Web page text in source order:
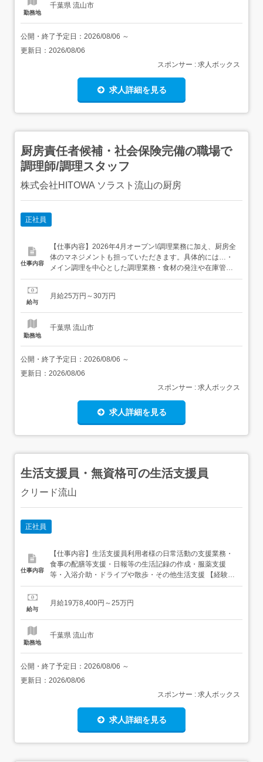
勤務地
千葉県 流山市
公開・終了予定日： 2026/08/06 ～
更新日： 2026/08/06
スポンサー : 求人ボックス
求人詳細を見る
厨房責任者候補・社会保険完備の職場で
調理師/調理スタッフ
株式会社HITOWA ソラスト流山の厨房
正社員
仕事内容
【仕事内容】2026年4月オープン!/調理業務に加え、厨房全
体のマネジメントも担っていただきます。具体的には…・
メイン調理を中心とした調理業務・食材の発注や在庫管
理・スタッフのシフト調整や教育・育成・人件費や食材費
を活かしながら、チームをまとめるリーダー役としてご活
給与
月給25万円～30万円
勤務地
千葉県 流山市
公開・終了予定日： 2026/08/06 ～
更新日： 2026/08/06
スポンサー : 求人ボックス
求人詳細を見る
生活支援員・無資格可の生活支援員
クリード流山
正社員
仕事内容
【仕事内容】生活支援員利用者様の日常活動の支援業務・
食事の配膳等支援・日報等の生活記録の作成・服薬支援
等・入浴介助・ドライブや散歩・その他生活支援 【経験・
資格】<応募要件>無資格可/未経験可64歳以下(定年を上限
可UIJターン歓迎 【給与】月給 198,400円 〜 250,000円<
給与
月給19万8,400円～25万円
勤務地
千葉県 流山市
公開・終了予定日： 2026/08/06 ～
更新日： 2026/08/06
スポンサー : 求人ボックス
求人詳細を見る